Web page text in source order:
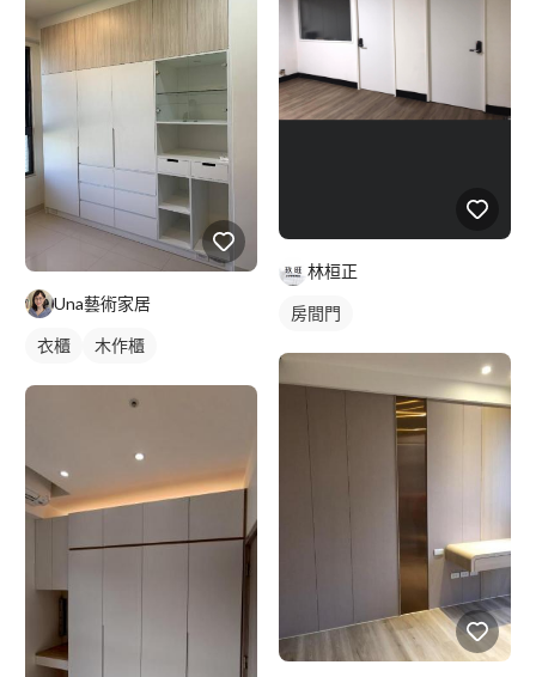
Una藝術家居
衣櫃 木作櫃
林桓正
房間門